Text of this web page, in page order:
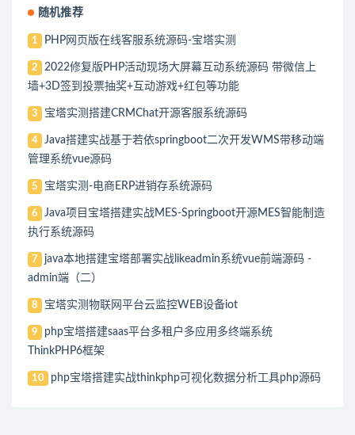
随机推荐
1 PHP网页版在线客服系统源码-宝塔实测
2
2022修复版PHP活动现场大屏幕互动系统源码 带微信上
墙+3D签到投票抽奖+互动游戏+红包等功能
3 宝塔实测搭建CRMChat开源客服系统源码
4
Java搭建实战基于若依springboot二次开发WMS带移动端
管理系统vue源码
5 宝塔实测-电商ERP进销存系统源码
6
Java项目宝塔搭建实战MES-Springboot开源MES智能制造
执行系统源码
7
java本地搭建宝塔部署实战likeadmin系统vue前端源码 -
admin端（二）
8 宝塔实测物联网平台云监控WEB设备iot
9
php宝塔搭建saas平台多租户多应用多终端系统
ThinkPHP6框架
10 php宝塔搭建实战thinkphp可视化数据分析工具php源码